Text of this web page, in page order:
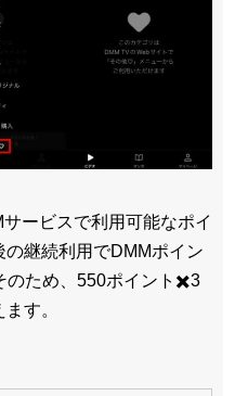
ービスで利用可能なポイ
継続利用でDMMポイン
のため、550ポイント✖️3
す。